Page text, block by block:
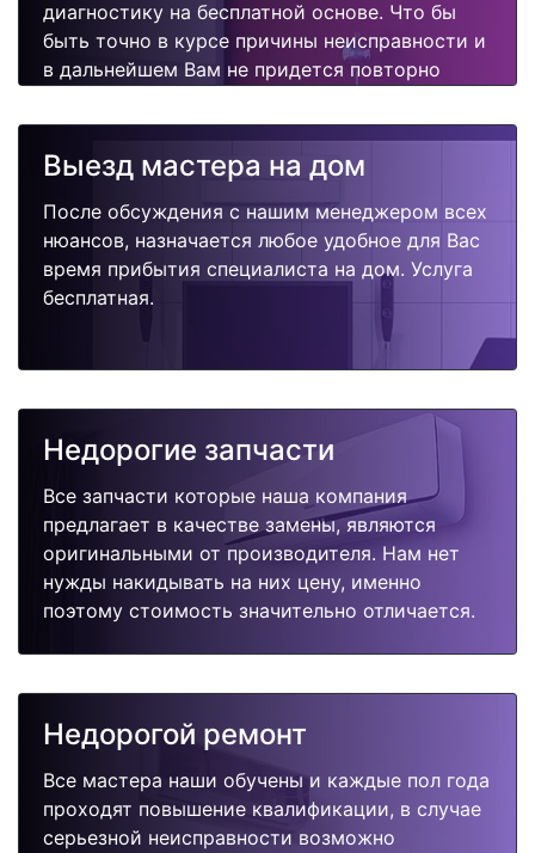
диагностику на бесплатной основе. Что бы
быть точно в курсе причины неисправности и
в дальнейшем Вам не придется повторно
поломок.
Выезд мастера на дом
После обсуждения с нашим менеджером всех
нюансов, назначается любое удобное для Вас
время прибытия специалиста на дом. Услуга
бесплатная.
Недорогие запчасти
Все запчасти которые наша компания
предлагает в качестве замены, являются
оригинальными от производителя. Нам нет
нужды накидывать на них цену, именно
поэтому стоимость значительно отличается.
Недорогой ремонт
Все мастера наши обучены и каждые пол года
проходят повышение квалификации, в случае
серьезной неисправности возможно